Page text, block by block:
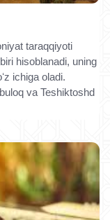
taraqqiyoti
hisoblanadi, uning
ichiga oladi.
va Teshiktoshd